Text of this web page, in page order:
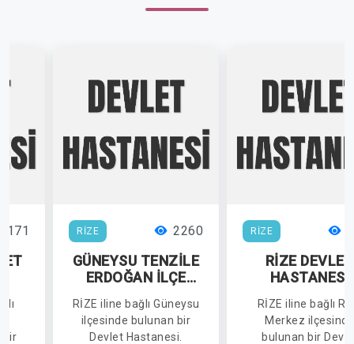
bir
RİZE 2260
GÜNEYSU TENZİLE
ERDOĞAN İLÇE
HASTANESİ
RİZE iline bağlı Güneysu
ilçesinde bulunan bir
Devlet Hastanesi.
RİZE
RİZE DEVLET
HASTANESİ
RİZE iline bağlı
Merkez ilçesinde
bulunan bir